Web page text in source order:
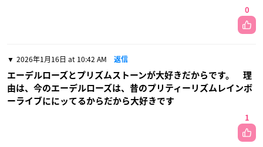
0
2026年1月16日 at 10:42 AM 返信
エーデルローズとプリズムストーンが大好きだからです。 理
由は、今のエーデルローズは、昔のプリティーリズムレインボ
ーライブににッてるからだから大好きです
1